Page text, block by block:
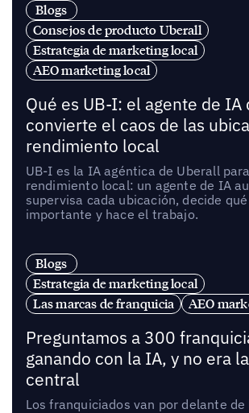
Blogs
Consejos de producto Uberall
Estrategia de marketing local
AEO marketing local
Qué es UB-I: el agente de IA
convierte el caos de las
rendimiento local
UB-I es la IA agéntica de Uberall
rendimiento local: un agente de IA
supervisa cada ubicación, decide
importante y hace el trabajo.
Blogs
Estrategia de marketing local
Las marcas de franquicia
AEO
Preguntamos a 300
ganando con la IA, y no era
central
Los franquiciados van por delante de